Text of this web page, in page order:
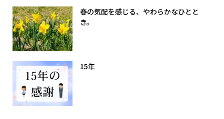
春の気配を感じる、やわらかなひとと
き。
15年